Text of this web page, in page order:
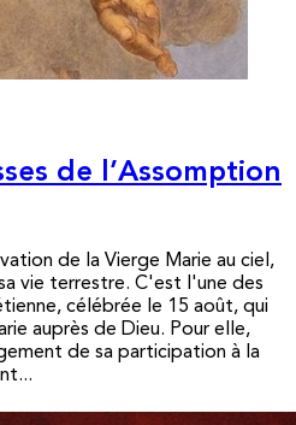
de l’Assomption
de la Vierge Marie au ciel,
vie terrestre. C'est l'une des
célébrée le 15 août, qui
auprès de Dieu. Pour elle,
de sa participation à la